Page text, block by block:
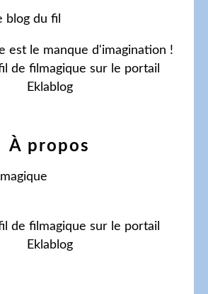
est le manque d'imagination !
de filmagique sur le portail
Eklablog
À propos
de filmagique sur le portail
Eklablog